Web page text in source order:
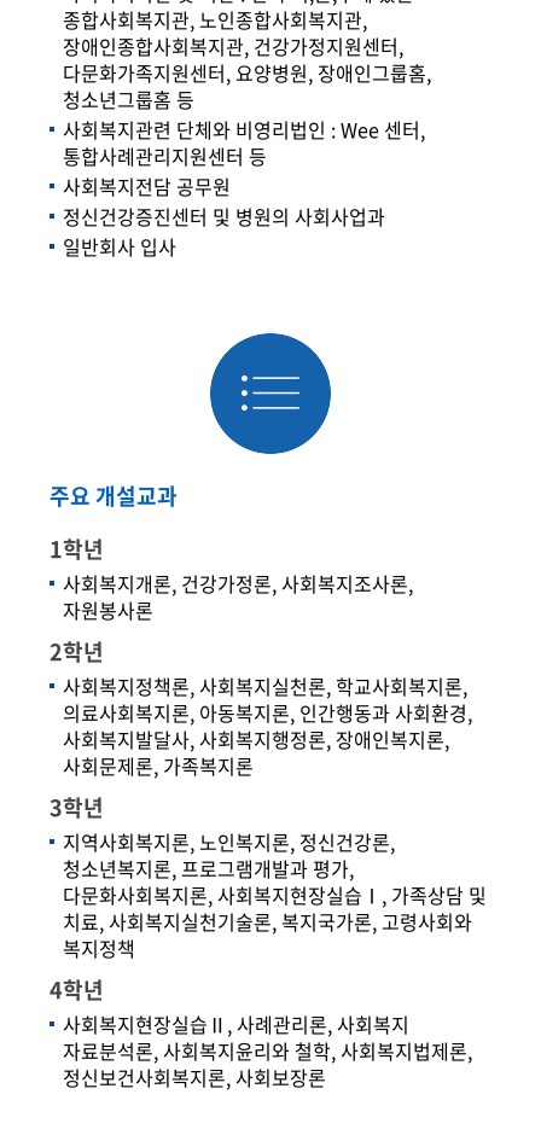
종합사회복지관, 노인종합사회복지관,
장애인종합사회복지관, 건강가정지원센터,
다문화가족지원센터, 요양병원, 장애인그룹홈,
청소년그룹홈 등
사회복지관련 단체와 비영리법인 : Wee 센터,
통합사례관리지원센터 등
사회복지전담 공무원
정신건강증진센터 및 병원의 사회사업과
일반회사 입사
주요 개설교과
1학년
사회복지개론, 건강가정론, 사회복지조사론,
자원봉사론
2학년
사회복지정책론, 사회복지실천론, 학교사회복지론,
의료사회복지론, 아동복지론, 인간행동과 사회환경,
사회복지발달사, 사회복지행정론, 장애인복지론,
사회문제론, 가족복지론
3학년
지역사회복지론, 노인복지론, 정신건강론,
청소년복지론, 프로그램개발과 평가,
다문화사회복지론, 사회복지현장실습Ⅰ, 가족상담 및
치료, 사회복지실천기술론, 복지국가론, 고령사회와
복지정책
4학년
사회복지현장실습Ⅱ, 사례관리론, 사회복지
자료분석론, 사회복지윤리와 철학, 사회복지법제론,
정신보건사회복지론, 사회보장론